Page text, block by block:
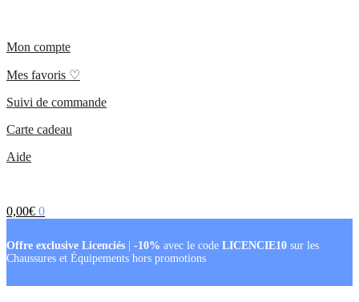
Mon compte
Mes favoris ♡
Suivi de commande
Carte cadeau
Aide
0,00€ 0
Offre exclusive Licenciés -10% avec le code LICENCIE10 sur les
Chaussures et Équipements hors promotions